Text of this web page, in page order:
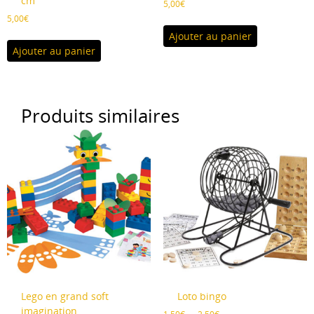
5,00€
Ajouter au panier
5,00€
Ajouter au panier
Produits similaires
Lego en grand soft
imagination
Loto bingo